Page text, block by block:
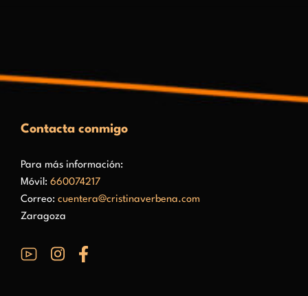
Contacta conmigo
Para más información:
Móvil: 660074217
Correo: cuentera@cristinaverbena.com
Zaragoza